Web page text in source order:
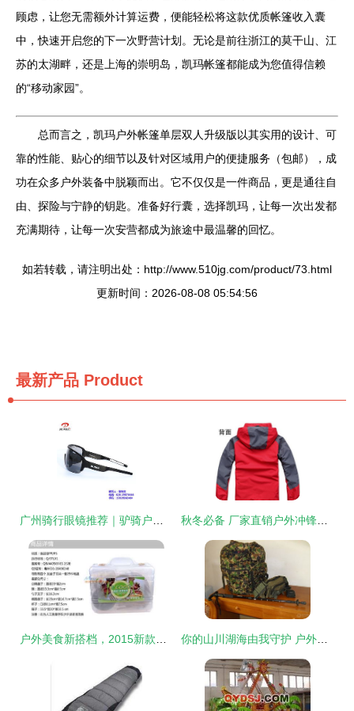
顾虑，让您无需额外计算运费，便能轻松将这款优质帐篷收入囊
中，快速开启您的下一次野营计划。无论是前往浙江的莫干山、江
苏的太湖畔，还是上海的崇明岛，凯玛帐篷都能成为您值得信赖
的“移动家园”。
总而言之，凯玛户外帐篷单层双人升级版以其实用的设计、可
靠的性能、贴心的细节以及针对区域用户的便捷服务（包邮），成
功在众多户外装备中脱颖而出。它不仅仅是一件商品，更是通往自
由、探险与宁静的钥匙。准备好行囊，选择凯玛，让每一次出发都
充满期待，让每一次安营都成为旅途中最温馨的回忆。
如若转载，请注明出处：http://www.510jg.com/product/73.html
更新时间：2026-08-08 05:54:56
最新产品 Product